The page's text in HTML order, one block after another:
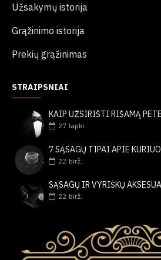
Užsakymų istorija
Grąžinimo istorija
Prekių grąžinimas
STRAIPSNIAI
KAIP UŽSIRIŠTI RIŠAMĄ
27 lapkr.
7 SĄSAGŲ TIPAI APIE
22 birž.
SĄSAGŲ IR VYRIŠKŲ
22 birž.